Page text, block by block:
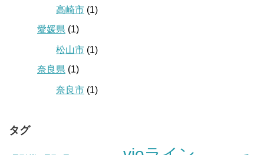
高崎市 (1)
愛媛県 (1)
松山市 (1)
奈良県 (1)
奈良市 (1)
タグ